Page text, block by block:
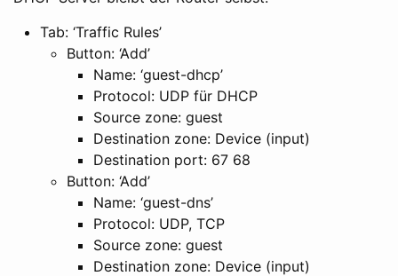
Tab: ‘Traffic Rules’
Button: ‘Add’
Name: ‘guest-dhcp’
Protocol: UDP für DHCP
Source zone: guest
Destination zone: Device (input)
Destination port: 67 68
Button: ‘Add’
Name: ‘guest-dns’
Protocol: UDP, TCP
Source zone: guest
Destination zone: Device (input)